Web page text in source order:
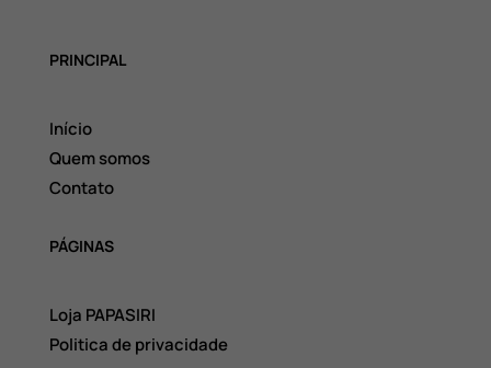
PRINCIPAL
Início
Quem somos
Contato
PÁGINAS
Loja PAPASIRI
Politica de privacidade